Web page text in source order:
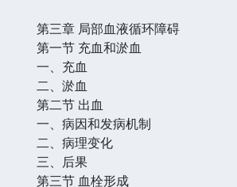
第三章 局部血液循环障碍
第一节 充血和淤血
一、充血
二、淤血
第二节 出血
一、病因和发病机制
二、病理变化
三、后果
第三节 血栓形成